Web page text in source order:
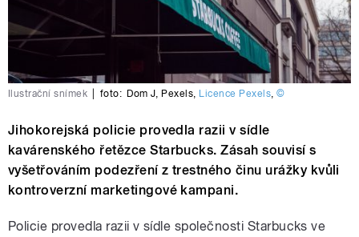
Ilustrační snímek foto: Dom J ,Pexels Licence Pexels ©
Jihokorejská policie provedla razii v sídle
kavárenského řetězce Starbucks. Zásah souvisí s
vyšetřováním podezření z trestného činu urážky kvůli
kontroverzní marketingové kampani.
Policie provedla razii v sídle společnosti Starbucks ve